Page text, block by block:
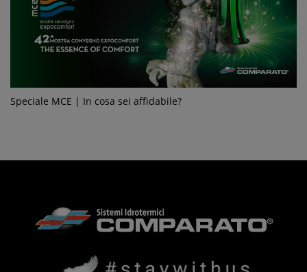
Speciale MCE | In cosa sei affidabile?